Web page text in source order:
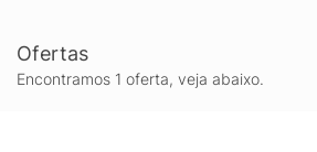
Ofertas
Encontramos 1 oferta, veja abaixo.